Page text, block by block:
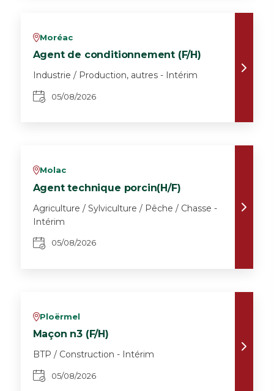
vMoréac
Agent de conditionnement (F/H)
Industrie / Production, autres - Intérim
05/08/2026
vMolac
Agent technique porcin(H/F)
Agriculture / Sylviculture / Pêche / Chasse -
Intérim
05/08/2026
vPloërmel
Maçon n3 (F/H)
BTP / Construction - Intérim
05/08/2026